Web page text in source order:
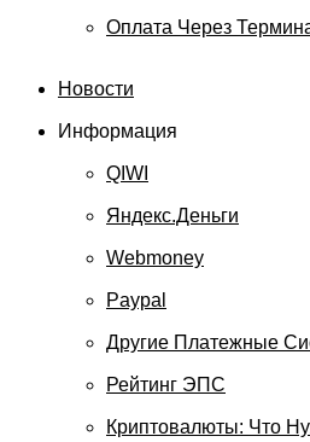
Оплата Через
Новости
Информация
QIWI
Яндекс.Деньги
Webmoney
Paypal
Другие Платежные
Рейтинг ЭПС
Криптовалюты: Что